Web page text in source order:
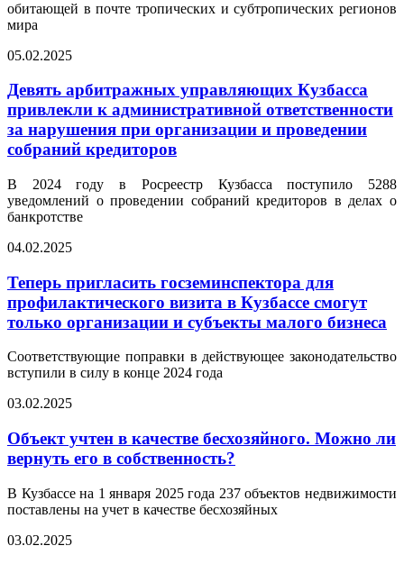
обитающей в почте тропических и субтропических регионов
мира
05.02.2025
Девять арбитражных управляющих Кузбасса
привлекли к административной ответственности
за нарушения при организации и проведении
собраний кредиторов
В 2024 году в Росреестр Кузбасса поступило 5288
уведомлений о проведении собраний кредиторов в делах о
банкротстве
04.02.2025
Теперь пригласить госземинспектора для
профилактического визита в Кузбассе смогут
только организации и субъекты малого бизнеса
Соответствующие поправки в действующее законодательство
вступили в силу в конце 2024 года
03.02.2025
Объект учтен в качестве бесхозяйного. Можно ли
вернуть его в собственность?
В Кузбассе на 1 января 2025 года 237 объектов недвижимости
поставлены на учет в качестве бесхозяйных
03.02.2025